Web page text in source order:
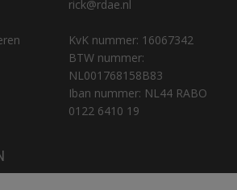
rick@rdae.nl
KvK nummer: 16067342
BTW nummer:
NL001768158B83
Iban nummer: NL44 RABO
0122 6410 19